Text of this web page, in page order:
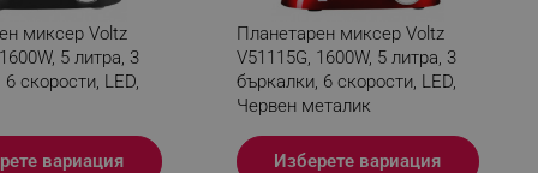
миксер Voltz
5 литра, 3
скорости, LED,
вариация
Планетарен миксер Voltz
V51115G, 1600W, 5 литра, 3
бъркалки, 6 скорости, LED,
Червен металик
Изберете вариация
visitors. The lifetime
visitor sessions